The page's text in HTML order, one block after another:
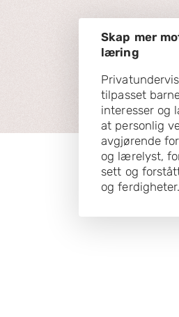
Skap mer
læring
tilpasset
interesser og
at personlig
avgjørende
og lærelyst,
sett og
og ferdigheter.